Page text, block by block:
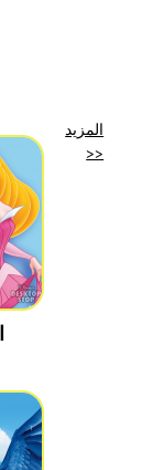
المزيد
>>